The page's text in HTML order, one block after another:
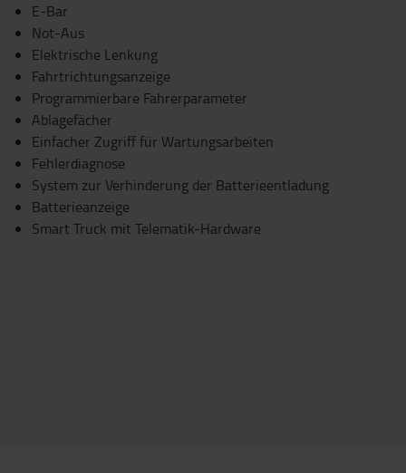
E-Bar
Not-Aus
Elektrische Lenkung
Fahrtrichtungsanzeige
Programmierbare Fahrerparameter
Ablagefächer
Einfacher Zugriff für Wartungsarbeiten
Fehlerdiagnose
System zur Verhinderung der Batterieentladung
Batterieanzeige
Smart Truck mit Telematik-Hardware